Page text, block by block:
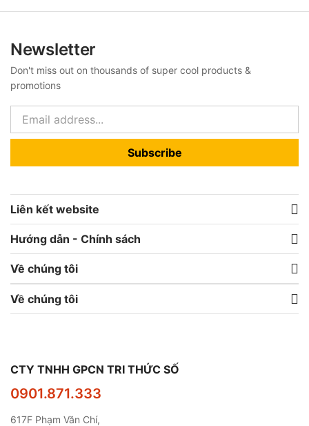
Newsletter
Don't miss out on thousands of super cool products &
promotions
Subscribe
Liên kết website
Hướng dẫn - Chính sách
Về chúng tôi
Về chúng tôi
CTY TNHH GPCN TRI THỨC SỐ
0901.871.333
617F Phạm Văn Chí,